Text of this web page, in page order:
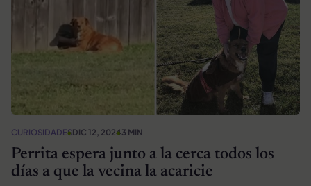
CURIOSIDADESDIC 12, 20243 MIN
Perrita espera junto a la cerca todos los
días a que la vecina la acaricie